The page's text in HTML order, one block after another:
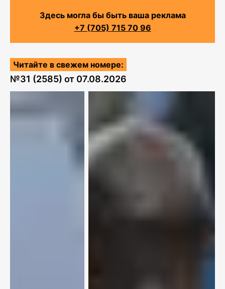
Здесь могла бы быть ваша реклама
+7 (705) 715 70 96
Читайте в свежем номере:
№31 (2585) от 07.08.2026